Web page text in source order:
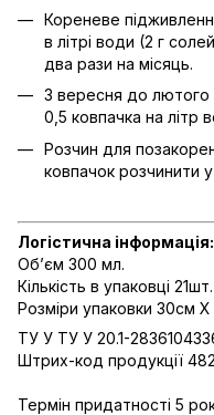
Кореневе
в літрі води (2 г
два рази на місяць.
З вересня до лютого
0,5 ковпачка на літр
Розчин для
ковпачок розчинити
Логістична інформація:
Об’єм 300 мл.
Кількість в упаковці 21шт.
Розміри упаковки 30см
ТУ У ТУ У 20.1-
Штрих-код продукції
Термін придатності 5